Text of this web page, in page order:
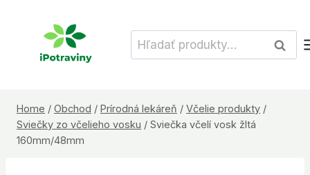
Hľadať:
Home / Obchod / Prírodná lekáreň / Včelie produkty /
Sviečky zo včelieho vosku / Sviečka včelí vosk žltá
160mm/48mm